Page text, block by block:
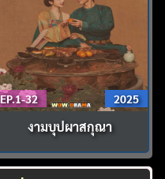
EP.1-32 2025
งามบุปผาสกุณา